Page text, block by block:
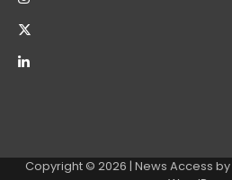
Copyright © 2026 | News Access by